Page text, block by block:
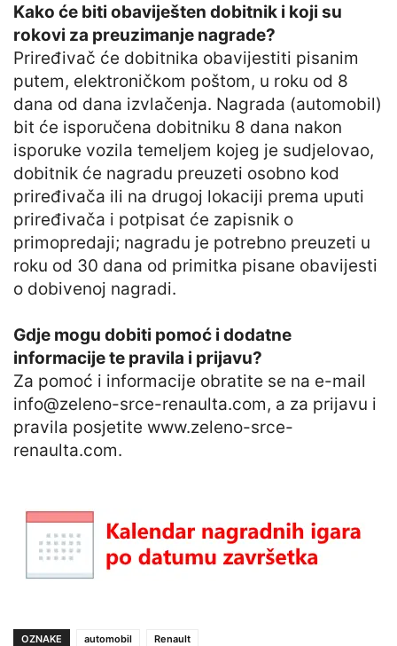
Kako će biti obaviješten dobitnik i koji su
rokovi za preuzimanje nagrade?
Priređivač će dobitnika obavijestiti pisanim
putem, elektroničkom poštom, u roku od 8
dana od dana izvlačenja. Nagrada (automobil)
bit će isporučena dobitniku 8 dana nakon
isporuke vozila temeljem kojeg je sudjelovao,
dobitnik će nagradu preuzeti osobno kod
priređivača ili na drugoj lokaciji prema uputi
priređivača i potpisat će zapisnik o
primopredaji; nagradu je potrebno preuzeti u
roku od 30 dana od primitka pisane obavijesti
o dobivenoj nagradi.
Gdje mogu dobiti pomoć i dodatne
informacije te pravila i prijavu?
Za pomoć i informacije obratite se na e-mail
info@zeleno-srce-renaulta.com, a za prijavu i
pravila posjetite www.zeleno-srce-
renaulta.com.
OZNAKE automobil Renault